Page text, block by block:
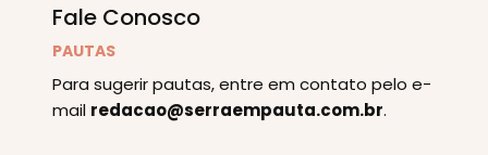
Fale Conosco
PAUTAS
Para sugerir pautas, entre em contato pelo e-
mail redacao@serraempauta.com.br.